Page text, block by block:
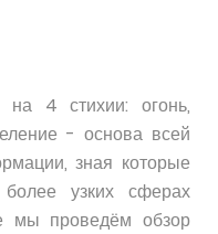
на 4 стихии: огонь,
- основа всей
зная которые
узких сферах
мы проведём обзор